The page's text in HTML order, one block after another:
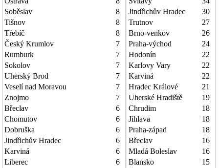
Soběslav
8
Tišnov
8
Třebíč
8
Český Krumlov
7
Rumburk
7
Sokolov
7
Uherský Brod
7
Veselí nad Moravou
7
Znojmo
7
Břeclav
6
Chomutov
6
Dobruška
6
Jindřichův Hradec
6
Karviná
6
Liberec
6
Jindřichův Hradec
30
Trutnov
27
Brno-venkov
26
Praha-východ
24
Hodonín
22
Karlovy Vary
22
Karviná
22
Hradec Králové
21
Uherské Hradiště
19
Chrudim
18
Jihlava
18
Praha-západ
18
Břeclav
16
Mladá Boleslav
16
Blansko
15